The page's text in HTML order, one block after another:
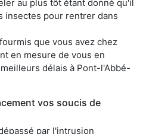
au plus tôt étant donné qu'il
insectes pour rentrer dans
que vous avez chez
en mesure de vous en
délais à Pont-l'Abbé-
vos soucis de
par l'intrusion